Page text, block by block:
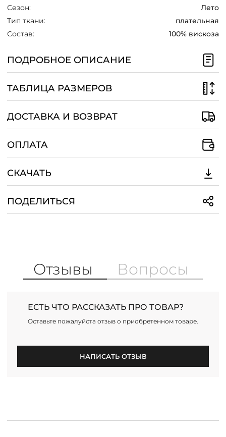
ЗАКАЗАТЬ ЗВОНОК
Сезон:
Лето
Тип ткани:
плательная
Состав:
100% вискоза
ПОДРОБНОЕ ОПИСАНИЕ
ТАБЛИЦА РАЗМЕРОВ
ДОСТАВКА И ВОЗВРАТ
ОПЛАТА
СКАЧАТЬ
ПОДЕЛИТЬСЯ
Отзывы Вопросы
ЕСТЬ ЧТО РАССКАЗАТЬ ПРО ТОВАР?
Оставьте пожалуйста отзыв о приобретенном товаре.
НАПИСАТЬ ОТЗЫВ